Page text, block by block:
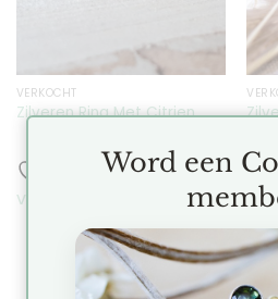
VERKOCHT
Zilveren Ring Met Citrien
Toevoegen aan
verlanglijst
Word een